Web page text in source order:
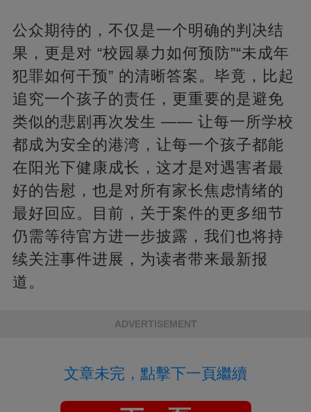
公众期待的，不仅是一个明确的判决结
果，更是对 “校园暴力如何预防”“未成年
犯罪如何干预” 的清晰答案。毕竟，比起
追究一个孩子的责任，更重要的是避免
类似的悲剧再次发生 —— 让每一所学校
都成为安全的港湾，让每一个孩子都能
在阳光下健康成长，这才是对遇害者最
好的告慰，也是对所有家长焦虑情绪的
最好回应。目前，关于案件的更多细节
仍需等待官方进一步披露，我们也将持
续关注事件进展，为读者带来最新报
道。
ADVERTISEMENT
文章未完，點擊下一頁繼續